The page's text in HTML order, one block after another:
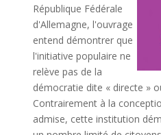
République Fédérale
d'Allemagne, l'ouvrage
entend démontrer que
l'initiative populaire ne
relève pas de la
démocratie dite « directe »
Contrairement à la
admise, cette institution